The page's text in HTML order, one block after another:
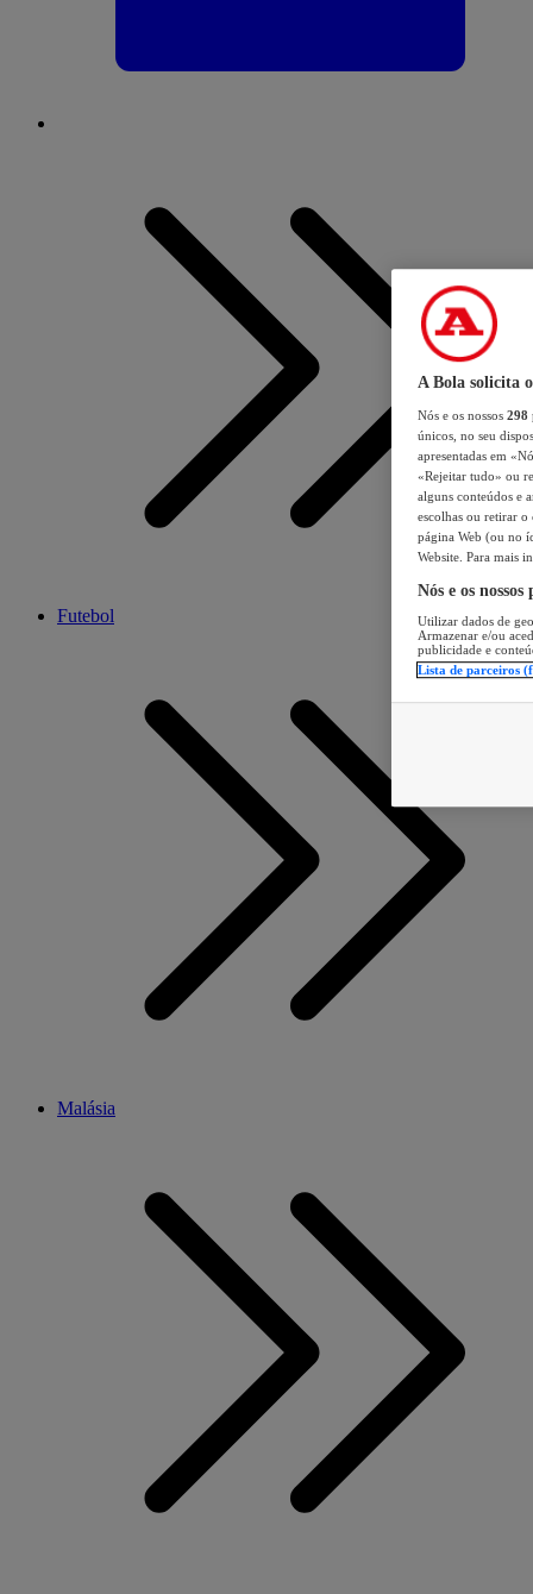
Futebol
Malásia
A Bola solicita
Nós e os nossos 298
únicos, no seu
apresentadas em
«Rejeitar tudo» ou
alguns conteúdos e
escolhas ou retirar
página Web (ou no
Website. Para mais
Nós e os
Utilizar dados de
Armazenar e/ou
publicidade e
Lista de parceiros